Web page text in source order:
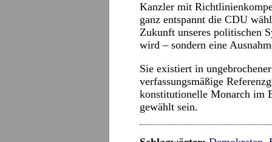
Kanzler mit
ganz entspannt die CDU
Zukunft unseres politischen
wird – sondern eine
Sie existiert in
verfassungsmäßige
konstitutionelle Monarch im
gewählt sein.